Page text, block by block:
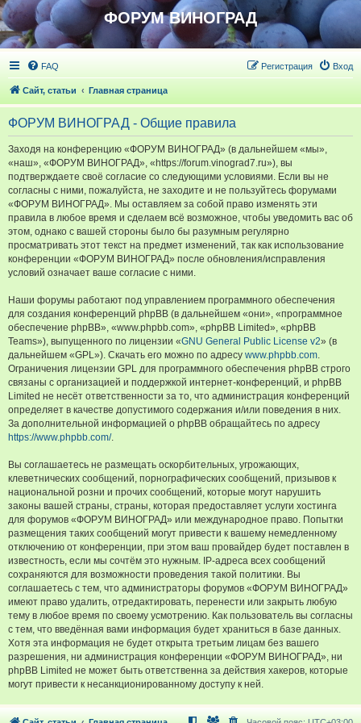
ФОРУМ ВИНОГРАД
FAQ Вход
Регистрация
Сайт, статьи Главная страница
ФОРУМ ВИНОГРАД - Общие правила
Заходя на конференцию «ФОРУМ ВИНОГРАД» (в дальнейшем «мы»,
«наш», «ФОРУМ ВИНОГРАД», «https://forum.vinograd7.ru»), вы
подтверждаете своё согласие со следующими условиями. Если вы не
согласны с ними, пожалуйста, не заходите и не пользуйтесь форумами
«ФОРУМ ВИНОГРАД». Мы оставляем за собой право изменять эти
правила в любое время и сделаем всё возможное, чтобы уведомить вас об
этом, однако с вашей стороны было бы разумным регулярно
просматривать этот текст на предмет изменений, так как использование
конференции «ФОРУМ ВИНОГРАД» после обновления/исправления
условий означает ваше согласие с ними.
Наши форумы работают под управлением программного обеспечения
для создания конференций phpBB (в дальнейшем «они», «программное
обеспечение phpBB», «www.phpbb.com», «phpBB Limited», «phpBB
Teams»), выпущенного по лицензии «GNU General Public License v2» (в
дальнейшем «GPL»). Скачать его можно по адресу www.phpbb.com.
Ограничения лицензии GPL для программного обеспечения phpBB строго
связаны с организацией и поддержкой интернет-конференций, и phpBB
Limited не несёт ответственности за то, что администрация конференций
определяет в качестве допустимого содержания и/или поведения в них.
За дополнительной информацией о phpBB обращайтесь по адресу
https://www.phpbb.com/.
Вы соглашаетесь не размещать оскорбительных, угрожающих,
клеветнических сообщений, порнографических сообщений, призывов к
национальной розни и прочих сообщений, которые могут нарушить
законы вашей страны, страны, которая предоставляет услуги хостинга
для форумов «ФОРУМ ВИНОГРАД» или международное право. Попытки
размещения таких сообщений могут привести к вашему немедленному
отключению от конференции, при этом ваш провайдер будет поставлен в
известность, если мы сочтём это нужным. IP-адреса всех сообщений
сохраняются для возможности проведения такой политики. Вы
соглашаетесь с тем, что администраторы форумов «ФОРУМ ВИНОГРАД»
имеют право удалить, отредактировать, перенести или закрыть любую
тему в любое время по своему усмотрению. Как пользователь вы согласны
с тем, что введённая вами информация будет храниться в базе данных.
Хотя эта информация не будет открыта третьим лицам без вашего
разрешения, ни администрация конференции «ФОРУМ ВИНОГРАД», ни
phpBB Limited не может быть ответственна за действия хакеров, которые
могут привести к несанкционированному доступу к ней.